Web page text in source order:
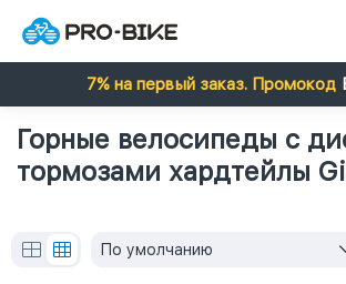
7% на первый заказ. Промокод
Горные велосипеды с
тормозами хардтейлы
По умолчанию